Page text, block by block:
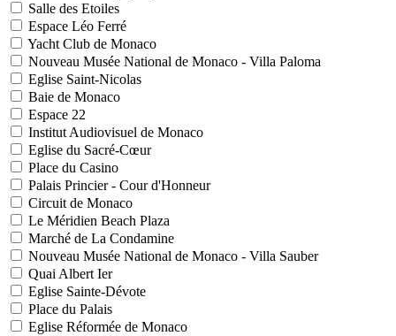
Salle des Etoiles
Espace Léo Ferré
Yacht Club de Monaco
Nouveau Musée National de Monaco - Villa Paloma
Eglise Saint-Nicolas
Baie de Monaco
Espace 22
Institut Audiovisuel de Monaco
Eglise du Sacré-Cœur
Place du Casino
Palais Princier - Cour d'Honneur
Circuit de Monaco
Le Méridien Beach Plaza
Marché de La Condamine
Nouveau Musée National de Monaco - Villa Sauber
Quai Albert Ier
Eglise Sainte-Dévote
Place du Palais
Eglise Réformée de Monaco